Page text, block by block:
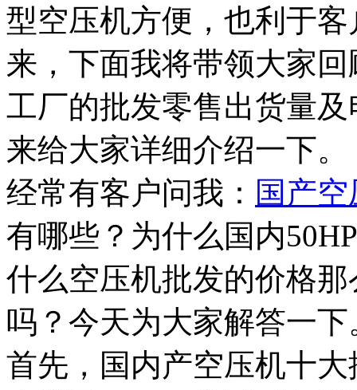
型空压机方便，也利于
来，下面我将带领大家
工厂的批发零售出货量
来给大家详细介绍一下。
经常有客户问我： 国产
有哪些？为什么国内
什么空压机批发的价格
吗？今天为大家解答一下
首先，国内产空压机十